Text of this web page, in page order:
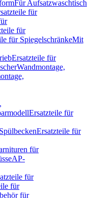
Für Aufsatzwaschtisch
für
für
für SpiegelschränkeMit
Ersatzteile für
Wandmontage,
Ersatzteile für
Ersatzteile für
für
AP-
für
für
für